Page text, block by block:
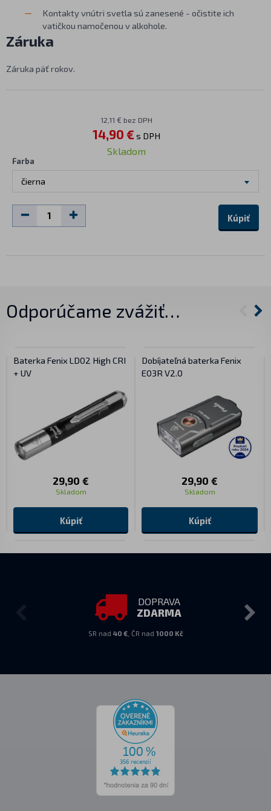
Kontakty vnútri svetla sú zanesené - očistite ich
vatičkou namočenou v alkohole.
Záruka
Záruka päť rokov.
12,11 € bez DPH
14,90 € s DPH
Skladom
Farba
čierna
Kúpiť
Odporúčame zvážiť…
Baterka Fenix LD02 High CRI
+ UV
29,90 €
Skladom
Kúpiť
Dobíjateľná baterka Fenix
E03R V2.0
29,90 €
Skladom
Kúpiť
DOPRAVA
ZDARMA
SR nad 40 €, ČR nad 1000 Kč